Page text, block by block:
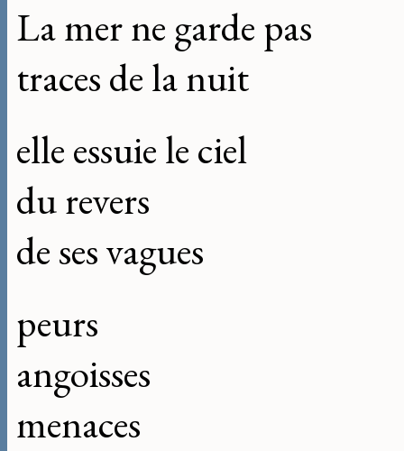
La mer ne garde pas
traces de la nuit
elle essuie le ciel
du revers
de ses vagues
peurs
angoisses
menaces